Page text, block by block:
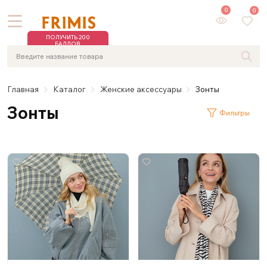
ПОЛУЧИТЬ 200
БАЛЛОВ
0 0
Главная Каталог Женские аксессуары Зонты
Зонты Фильтры